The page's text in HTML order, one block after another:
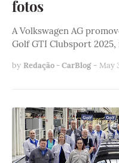
fotos
A Volkswagen AG
Golf GTI Clubsport
by Redação - CarBlog - May